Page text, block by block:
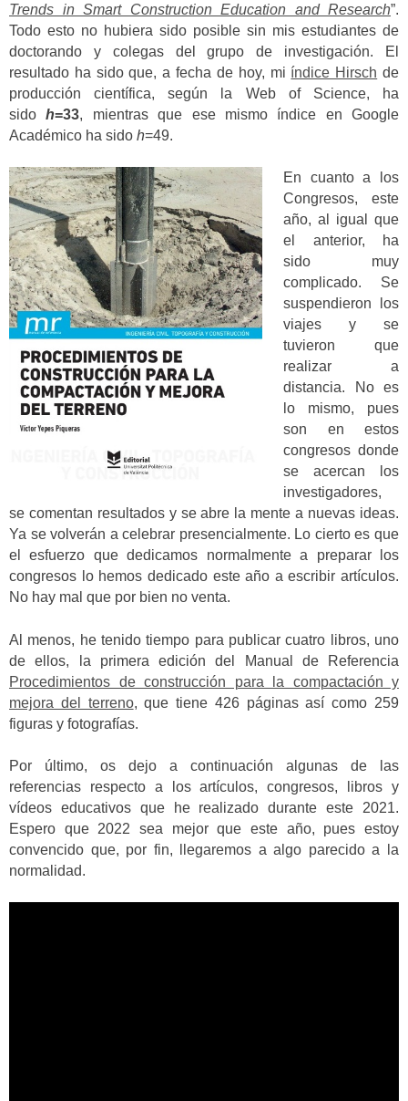
Trends in Smart Construction Education and Research”.
Todo esto no hubiera sido posible sin mis estudiantes de
doctorando y colegas del grupo de investigación. El
resultado ha sido que, a fecha de hoy, mi índice Hirsch de
producción científica, según la Web of Science, ha
sidoh=33, mientras que ese mismo índice en Google
Académico ha sido h=49.
En cuanto a los
Congresos, este
año, al igual que
el anterior, ha
sido muy
complicado. Se
suspendieron los
viajes y se
tuvieron que
realizar a
distancia. No es
lo mismo, pues
son en estos
congresos donde
se acercan los
investigadores,
se comentan resultados y se abre la mente a nuevas ideas.
Ya se volverán a celebrar presencialmente. Lo cierto es que
el esfuerzo que dedicamos normalmente a preparar los
congresos lo hemos dedicado este año a escribir artículos.
No hay mal que por bien no venta.
Al menos, he tenido tiempo para publicar cuatro libros, uno
de ellos, la primera edición del Manual de Referencia
Procedimientos de construcción para la compactación y
mejora del terreno, que tiene 426 páginas así como 259
figuras y fotografías.
Por último, os dejo a continuación algunas de las
referencias respecto a los artículos, congresos, libros y
vídeos educativos que he realizado durante este 2021.
Espero que 2022 sea mejor que este año, pues estoy
convencido que, por fin, llegaremos a algo parecido a la
normalidad.